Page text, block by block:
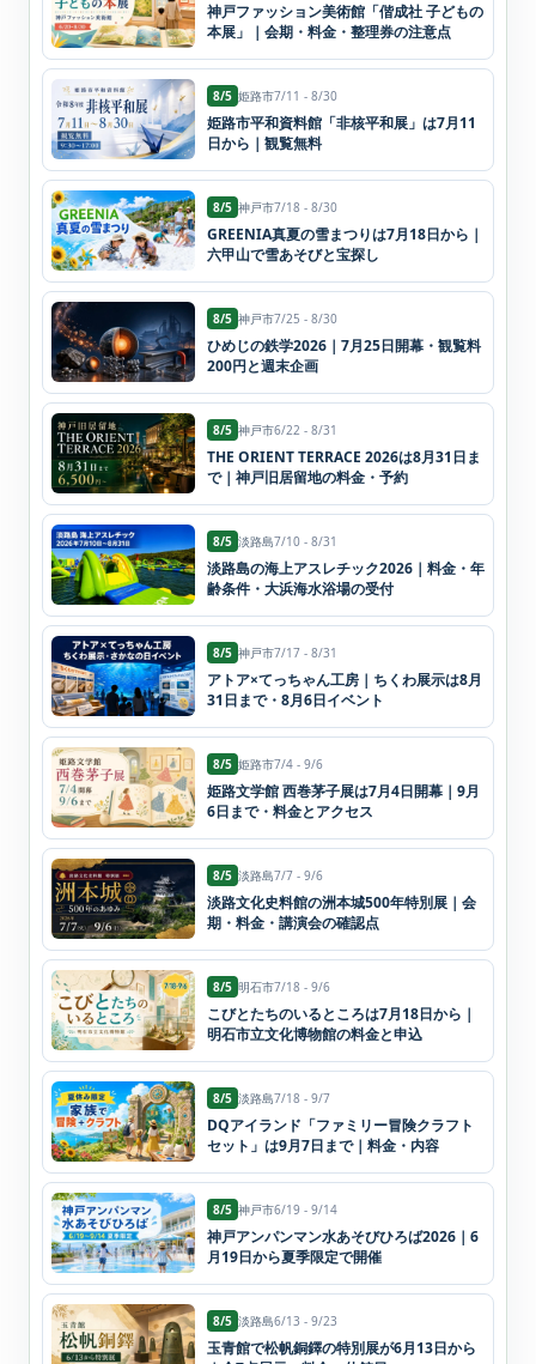
神戸ファッション美術館「偕成社 子どもの
本展」｜会期・料金・整理券の注意点
8/5 姫路市7/11 - 8/30
姫路市平和資料館「非核平和展」は7月11
日から｜観覧無料
8/5 神戸市7/18 - 8/30
GREENIA真夏の雪まつりは7月18日から｜
六甲山で雪あそびと宝探し
8/5 神戸市7/25 - 8/30
ひめじの鉄学2026｜7月25日開幕・観覧料
200円と週末企画
8/5 神戸市6/22 - 8/31
THE ORIENT TERRACE 2026は8月31日ま
で｜神戸旧居留地の料金・予約
8/5 淡路島7/10 - 8/31
淡路島の海上アスレチック2026｜料金・年
齢条件・大浜海水浴場の受付
8/5 神戸市7/17 - 8/31
アトア×てっちゃん工房｜ちくわ展示は8月
31日まで・8月6日イベント
8/5 姫路市7/4 - 9/6
姫路文学館 西巻茅子展は7月4日開幕｜9月
6日まで・料金とアクセス
8/5 淡路島7/7 - 9/6
淡路文化史料館の洲本城500年特別展｜会
期・料金・講演会の確認点
8/5 明石市7/18 - 9/6
こびとたちのいるところは7月18日から｜
明石市立文化博物館の料金と申込
8/5 淡路島7/18 - 9/7
DQアイランド「ファミリー冒険クラフト
セット」は9月7日まで｜料金・内容
8/5 神戸市6/19 - 9/14
神戸アンパンマン水あそびひろば2026｜6
月19日から夏季限定で開催
8/5 淡路島6/13 - 9/23
玉青館で松帆銅鐸の特別展が6月13日から